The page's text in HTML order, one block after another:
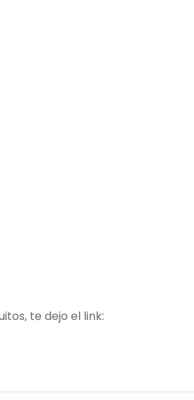
te dejo el link: